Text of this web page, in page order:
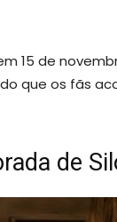
15 de
que os fãs
de